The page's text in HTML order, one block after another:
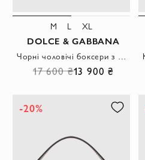
M L XL
DOLCE & GABBANA
Чорні чоловічі боксери з монограмою бренду
17 600 ₴13 900 ₴
-20%